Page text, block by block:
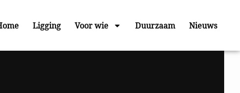
Ligging Voor wie Duurzaam Nieuws